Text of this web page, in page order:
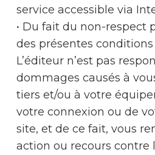
service accessible via
• Du fait du non-respect
des présentes conditions
L’éditeur n’est pas
dommages causés à
tiers et/ou à votre
votre connexion ou de
site, et de ce fait, vous
action ou recours contre